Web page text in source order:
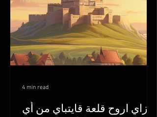
إزاي اروح قلعة قايتباي من أي
4 min read